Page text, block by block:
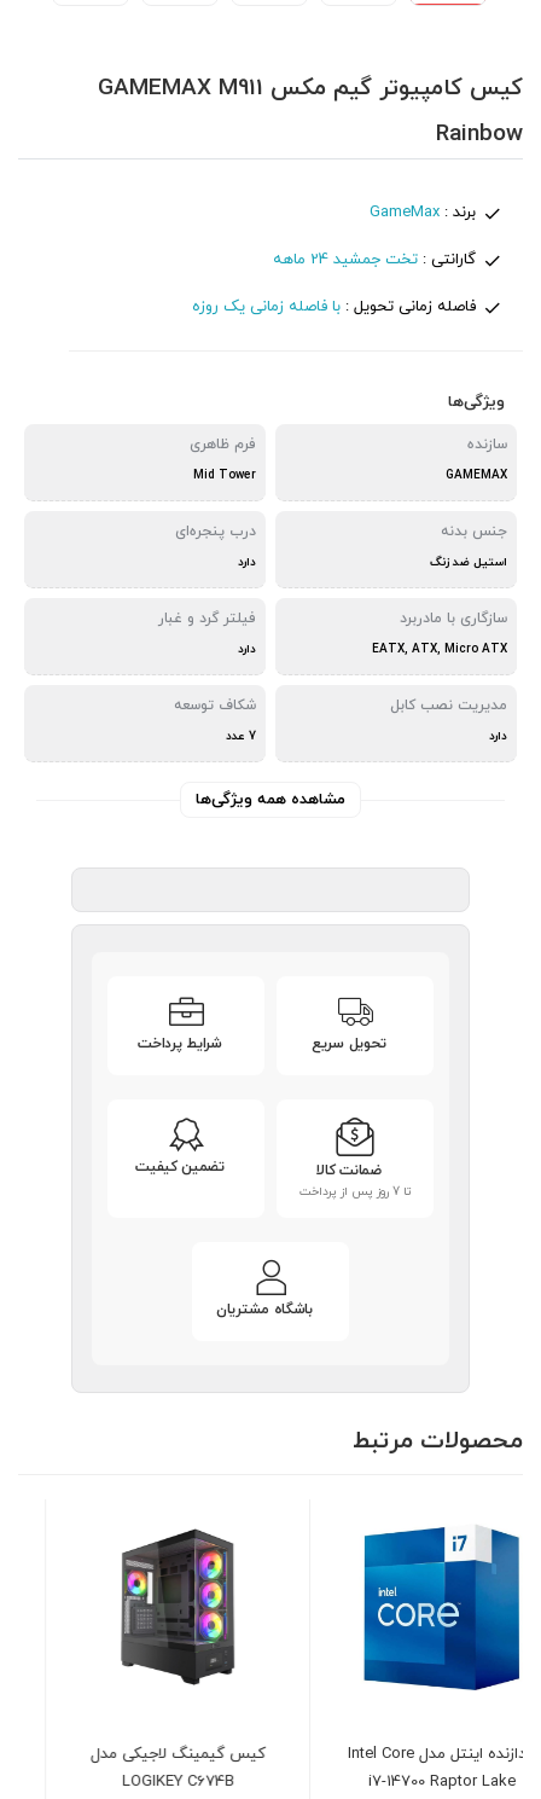
کیس کامپیوتر گیم مکس GAMEMAX M911
Rainbow
برند :GameMax
گارانتی :تخت جمشید 24 ماهه
فاصله زمانی تحویل : با فاصله زمانی یک روزه
ویژگی‌ها
سازنده
GAMEMAX
فرم ظاهری
Mid Tower
جنس بدنه
استیل ضد زنگ
درب پنجره‌ای
دارد
سازگاری با مادربرد
EATX, ATX, Micro ATX
فیلتر گرد و غبار
دارد
مدیریت نصب کابل
دارد
شکاف توسعه
7 عدد
مشاهده همه ویژگی‌ها
تحویل سریع شرایط پرداخت
ضمانت کالا
تا 7 روز پس از پرداخت
تضمین کیفیت
باشگاه مشتریان
محصولات مرتبط
کیس گیمینگ لاجیکی مدل
LOGIKEY C674B
هارد دیسک اینترنال وسترن